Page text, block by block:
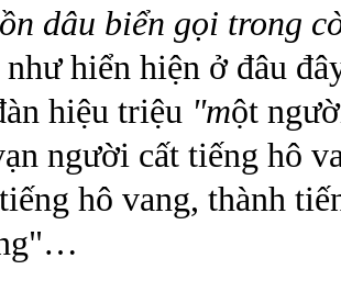
dâu biển gọi trong
hiển hiện ở đâu
hiệu triệu "một
người cất tiếng hô
hô vang, thành